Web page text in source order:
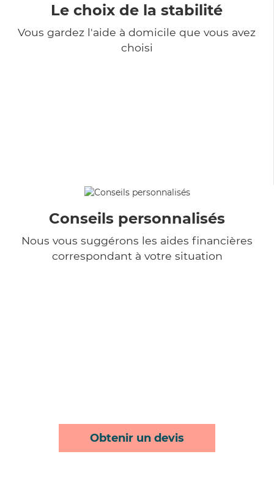
Le choix de la stabilité
Vous gardez l'aide à domicile que vous avez
choisi
Conseils personnalisés
Nous vous suggérons les aides financières
correspondant à votre situation
Obtenir un devis